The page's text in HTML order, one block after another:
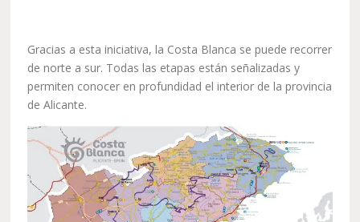
Gracias a esta iniciativa, la Costa Blanca se puede recorrer
de norte a sur. Todas las etapas están señalizadas y
permiten conocer en profundidad el interior de la provincia
de Alicante.